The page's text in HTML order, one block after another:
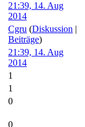
21:39, 14. Aug
2014
Cgru (Diskussion |
Beiträge)
21:39, 14. Aug
2014
1
1
0
0